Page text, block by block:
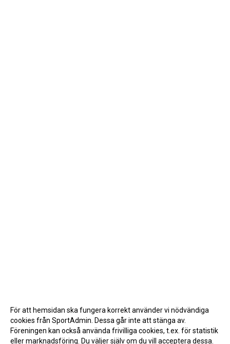
För att hemsidan ska fungera korrekt använder vi nödvändiga
cookies från SportAdmin. Dessa går inte att stänga av.
Föreningen kan också använda frivilliga cookies, t.ex. för statistik
eller marknadsföring. Du väljer själv om du vill acceptera dessa.